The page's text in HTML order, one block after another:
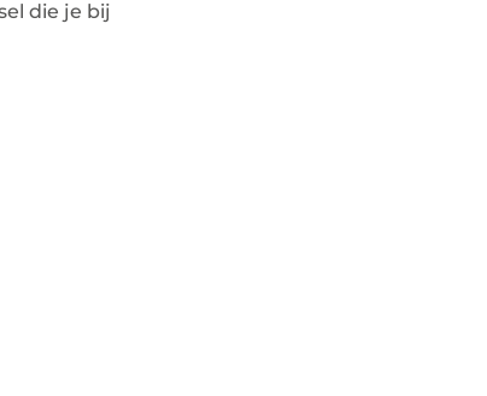
die je bij